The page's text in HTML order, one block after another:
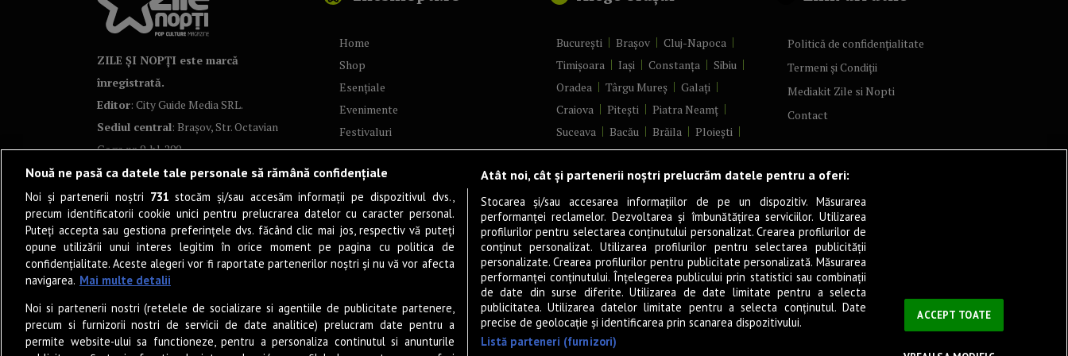
ZILE ȘI NOPȚI este marcă
înregistrată.
Editor: City Guide Media SRL.
Sediul central: Brașov, Str. Octavian
Goga nr. 9, bl. 290
Home
Shop
Esențiale
Evenimente
Festivaluri
Concerte
Artă & Cultură
Teatru
Film
Program filme
Lifestyle
Muzică
Sunete Live
București Brașov
Cluj-Napoca
Timișoara
Iași Constanța
Sibiu
Oradea
Târgu Mureș
Galați
Craiova
Pitești
Piatra Neamț
Suceava
Bacău Brăila
Ploiești
Râmnicu Vâlcea
Alba Iulia
Arad
Bistrița
Baia Mare
Satu Mare
Sfântu Gheorghe
Deva
Focșani
Tulcea
Târgu Jiu
Alexandria
Botoșani
Buzău Vaslui
Reșița
Târgoviște
Drobeta-Turnu Severin
Călărași
Giurgiu
Slobozia
Slatina
Miercurea-Ciuc Zalău
Politică de confidențialitate
Termeni și Condiții
Mediakit Zile si Nopti
Contact
Nouă ne pasă ca datele tale personale să rămână confidențiale
Noi și partenerii noștri 731 stocăm și/sau accesăm informații pe dispozitivul dvs.,
precum identificatorii cookie unici pentru prelucrarea datelor cu caracter personal.
Puteți accepta sau gestiona preferințele dvs. făcând clic mai jos, respectiv vă puteți
opune utilizării unui interes legitim în orice moment pe pagina cu politica de
confidențialitate. Aceste alegeri vor fi raportate partenerilor noștri și nu vă vor afecta
navigarea. Mai multe detalii
Noi si partenerii nostri (retelele de socializare si agentiile de publicitate partenere,
precum si furnizorii nostri de servicii de date analitice) prelucram date pentru a
permite website-ului sa functioneze, pentru a personaliza continutul si anunturile
Atât noi, cât și partenerii noștri prelucrăm datele pentru a oferi:
Stocarea și/sau accesarea informațiilor de pe un dispozitiv. Măsurarea
performanței reclamelor. Dezvoltarea și îmbunătățirea serviciilor. Utilizarea
profilurilor pentru selectarea conținutului personalizat. Crearea profilurilor de
conținut personalizat. Utilizarea profilurilor pentru selectarea publicității
personalizate. Crearea profilurilor pentru publicitate personalizată. Măsurarea
performanței conținutului. Înțelegerea publicului prin statistici sau combinații
de date din surse diferite. Utilizarea de date limitate pentru a selecta
publicitatea. Utilizarea datelor limitate pentru a selecta conținutul. Date
precise de geolocație și identificarea prin scanarea dispozitivului.
Listă parteneri (furnizori)
ACCEPT TOATE